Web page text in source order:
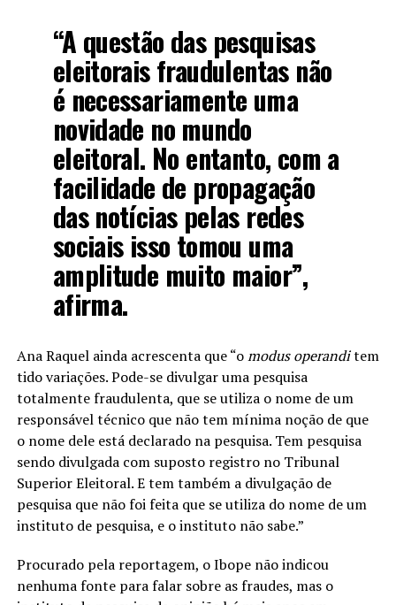
“A questão das pesquisas
eleitorais fraudulentas não
é necessariamente uma
novidade no mundo
eleitoral. No entanto, com a
facilidade de propagação
das notícias pelas redes
sociais isso tomou uma
amplitude muito maior”,
afirma.
Ana Raquel ainda acrescenta que “omodus operanditem
tido variações. Pode-se divulgar uma pesquisa
totalmente fraudulenta, que se utiliza o nome de um
responsável técnico que não tem mínima noção de que
o nome dele está declarado na pesquisa. Tem pesquisa
sendo divulgada com suposto registro no Tribunal
Superior Eleitoral. E tem também a divulgação de
pesquisa que não foi feita que se utiliza do nome de um
instituto de pesquisa, e o instituto não sabe.”
Procurado pela reportagem, o Ibope não indicou
nenhuma fonte para falar sobre as fraudes, mas o